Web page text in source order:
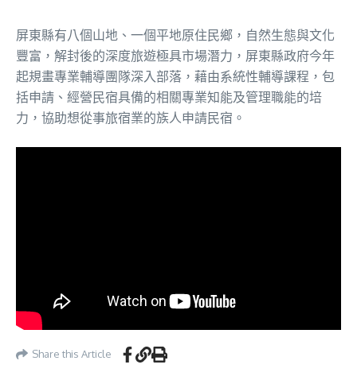
屏東縣有八個山地、一個平地原住民鄉，自然生態與文化
豐富，解封後的深度旅遊極具市場潛力，屏東縣政府今年
起規畫專業輔導團隊深入部落，藉由系統性輔導課程，包
括申請、經營民宿具備的相關專業知能及管理職能的培
力，協助想從事旅宿業的族人申請民宿。
Share this Article